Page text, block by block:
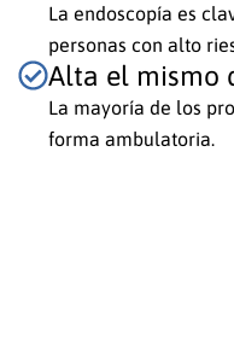
La endoscopía es
personas con alto
Alta el mismo
La mayoría de los
forma ambulatoria.